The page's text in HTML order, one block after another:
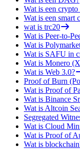
Wat is een
Wat is een smart
wat is trc20
Wat is Peer-to-
Wat is
Wat is SAFU in
Wat is Monero
Wat is Web 3.0?
Proof of Burn
Wat is Proof of
Wat is Binance
Wat is Altcoin
Segregated
Wat is Cloud
Wat is Proof of
Wat is